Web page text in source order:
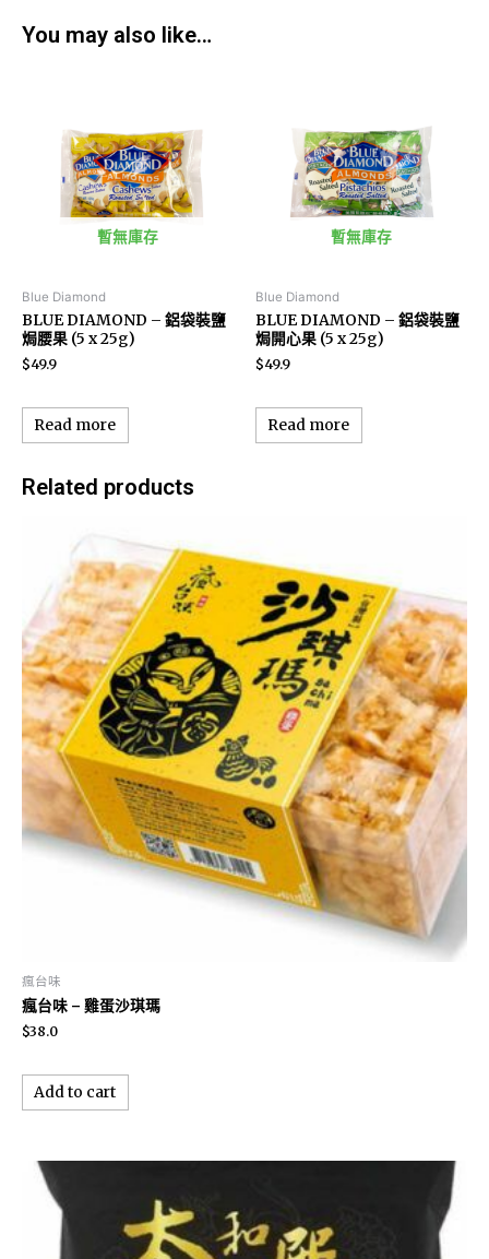
You may also like…
暫無庫存
Blue Diamond
BLUE DIAMOND – 鋁袋裝鹽
焗腰果 (5 x 25g)
$49.9
Read more
暫無庫存
Blue Diamond
BLUE DIAMOND – 鋁袋裝鹽
焗開心果 (5 x 25g)
$49.9
Read more
Related products
瘋台味
瘋台味 – 雞蛋沙琪瑪
$38.0
Add to cart